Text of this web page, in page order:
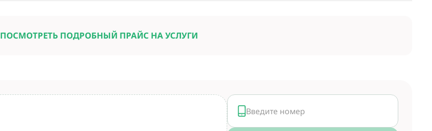
ПОСМОТРЕТЬ ПОДРОБНЫЙ ПРАЙС НА УСЛУГИ